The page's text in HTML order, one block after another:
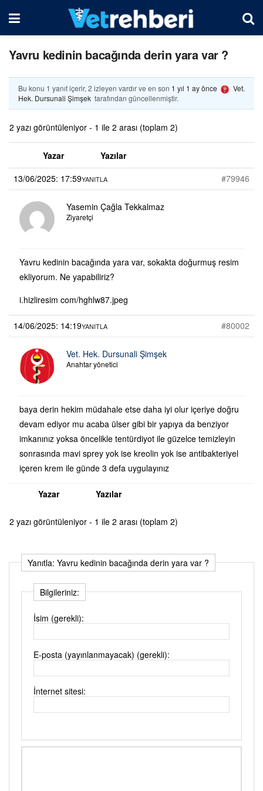
Yavru kedinin bacağında derin yara var ?
Bu konu 1 yanıt içerir, 2 izleyen vardır ve en son 1 yıl 1 ay önce
Vet.
Hek. Dursunali Şimşek tarafından güncellenmiştir.
2 yazı görüntüleniyor - 1 ile 2 arası (toplam 2)
Yazar
Yazılar
13/06/2025: 17:59
#79946
YANITLA
Yasemin Çağla Tekkalmaz
Ziyaretçi
Yavru kedinin bacağında yara var, sokakta doğurmuş resim
ekliyorum. Ne yapabiliriz?
i.hizliresim com/hghlw87.jpeg
14/06/2025: 14:19 #80002
YANITLA
Vet. Hek. Dursunali Şimşek
Anahtar yönetici
baya derin hekim müdahale etse daha iyi olur içeriye doğru
devam ediyor mu acaba ülser gibi bir yapıya da benziyor
imkanınız yoksa öncelikle tentürdiyot ile güzelce temizleyin
sonrasında mavi sprey yok ise kreolin yok ise antibakteriyel
içeren krem ile günde 3 defa uygulayınız
Yazar Yazılar
2 yazı görüntüleniyor - 1 ile 2 arası (toplam 2)
Yanıtla: Yavru kedinin bacağında derin yara var ?
Bilgileriniz:
İsim (gerekli):
E-posta (yayınlanmayacak) (gerekli):
İnternet sitesi: